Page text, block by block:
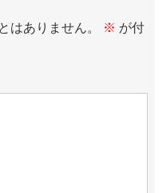
はありません。 ※ が付